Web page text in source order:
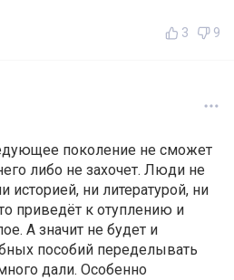
3 9
поколение не сможет
либо не захочет. Люди не
историей, ни литературой, ни
приведёт к отуплению и
А значит не будет и
пособий переделывать
дали. Особенно